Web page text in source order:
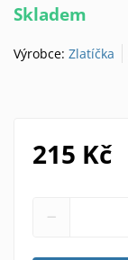
Skladem
Výrobce: Zlatíčka
215 Kč